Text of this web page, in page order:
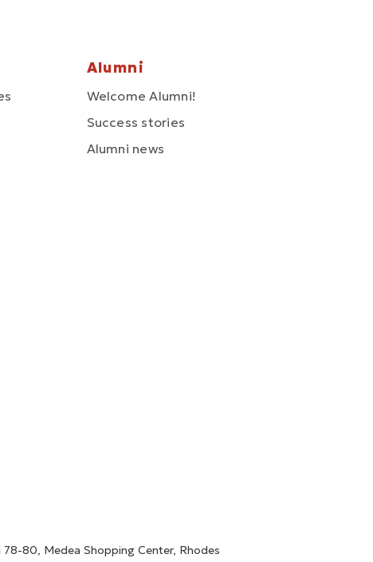
Alumni
Welcome Alumni!
Success stories
Alumni news
78-80, Medea Shopping Center, Rhodes